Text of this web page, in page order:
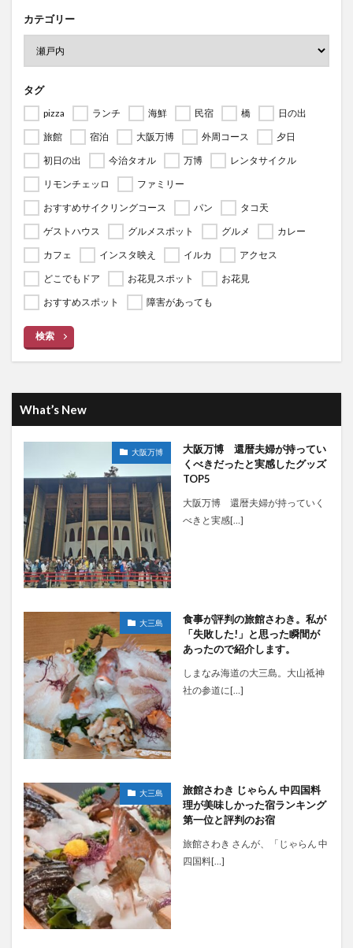
カテゴリー
タグ
pizza ランチ 海鮮 民宿 橋
日の出
旅館
宿泊 大阪万博 外周コース
夕日
初日の出
今治タオル 万博
レンタサイクル
リモンチェッロ
ファミリー
おすすめサイクリングコース
パン
タコ天
ゲストハウス
グルメスポット グルメ
カレー
カフェ
インスタ映え イルカ
アクセス
どこでもドア
お花見スポット
お花見
おすすめスポット
障害があっても
検索
What’s New
大阪万博
大阪万博 還暦夫婦が持ってい
くべきだったと実感したグッズ
TOP5
大阪万博 還暦夫婦が持っていく
べきと実感[…]
大三島
食事が評判の旅館さわき。私が
「失敗した!」と思った瞬間が
あったので紹介します。
しまなみ海道の大三島。大山祗神
社の参道に[…]
大三島
旅館さわき じゃらん 中四国料
理が美味しかった宿ランキング
第一位と評判のお宿
旅館さわき さんが、「じゃらん 中
四国料[…]